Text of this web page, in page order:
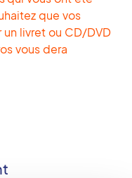
que vos
livret ou CD/DVD
vous dera